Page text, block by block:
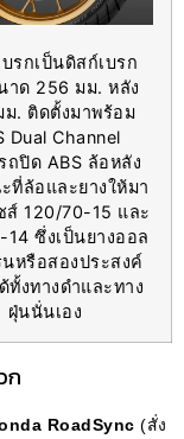
รกเป็นดิสก์เบรก
าด 256 มม. หลัง
ม. ติดตั้งมาพร้อม
Dual Channel
ถปิด ABS ล้อหลัง
ที่ล้อและยางให้มา
ส์ 120/70-15 และ
14 ซึ่งเป็นยางออล
นหรือสองประสงค์
ทั้งทางดำและทาง
ฝุ่นนั่นเอง
ก
RoadSync (สั่ง